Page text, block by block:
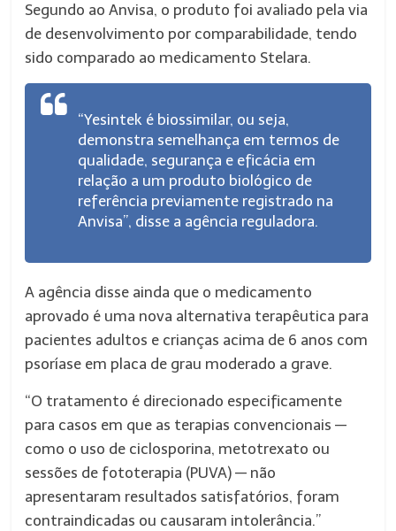
Segundo ao Anvisa, o produto foi avaliado pela via
de desenvolvimento por comparabilidade, tendo
sido comparado ao medicamento Stelara.
“Yesintek é biossimilar, ou seja,
demonstra semelhança em termos de
qualidade, segurança e eficácia em
relação a um produto biológico de
referência previamente registrado na
Anvisa”, disse a agência reguladora.
A agência disse ainda que o medicamento
aprovado é uma nova alternativa terapêutica para
pacientes adultos e crianças acima de 6 anos com
psoríase em placa de grau moderado a grave.
“O tratamento é direcionado especificamente
para casos em que as terapias convencionais —
como o uso de ciclosporina, metotrexato ou
sessões de fototerapia (PUVA) — não
apresentaram resultados satisfatórios, foram
contraindicadas ou causaram intolerância.”